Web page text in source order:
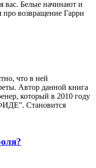
вас. Белые начинают и
про возвращение Гарри
что в ней
Автор данной книга
который в 2010 году
Становится